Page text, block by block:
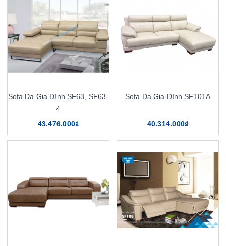
Sofa Da Gia Đình SF63, SF63-
4
43.476.000₫
Sofa Da Gia Đình SF101A
40.314.000₫